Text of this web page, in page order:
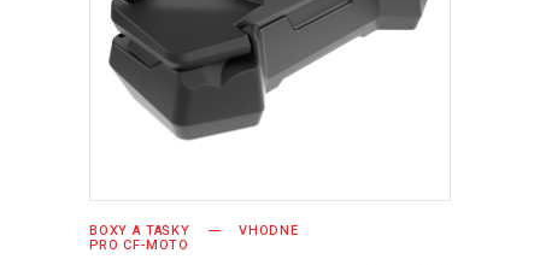
PŘIDAT DO KOŠÍKU
BOXY A TAŠKY VHODNÉ
PRO CF-MOTO